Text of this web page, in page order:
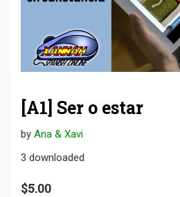
[A1] Ser o estar
by Ana & Xavi
3 downloaded
$5.00